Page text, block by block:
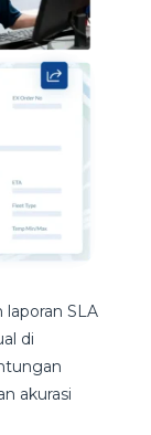
SLA
di
akurasi